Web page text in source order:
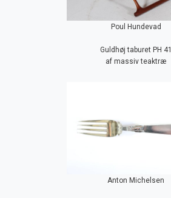
Poul Hundevad
Guldhøj taburet PH 41
af massiv teaktræ
Anton Michelsen